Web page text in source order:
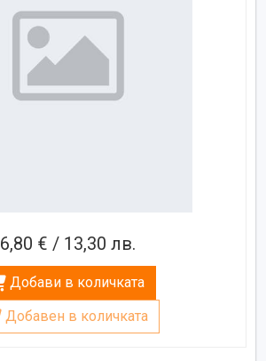
6,80 € / 13,30 лв.
Добави в количката
Добавен в количката